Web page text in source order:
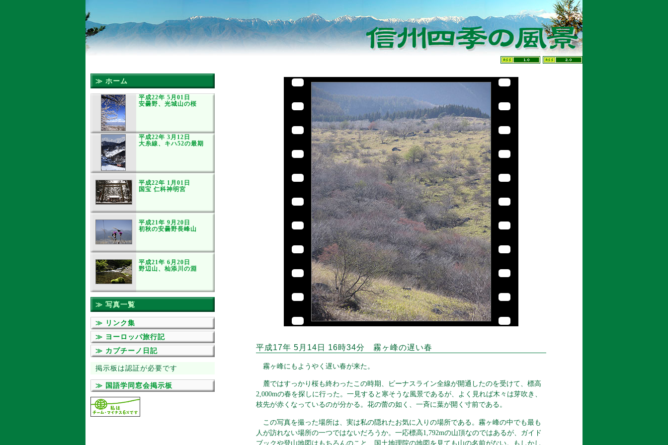
平成17年 5月14日 16時34分 霧ヶ峰の遅い春
霧ヶ峰にもようやく遅い春が来た。
麓ではすっかり桜も終わったこの時期、ビーナスライン全線が開通したのを受けて、標高
2,000mの春を探しに行った。一見すると寒そうな風景であるが、よく見れば木々は芽吹き、
枝先が赤くなっているのが分かる。花の蕾の如く、一斉に葉が開く寸前である。
この写真を撮った場所は、実は私の隠れたお気に入りの場所である。霧ヶ峰の中でも最も
人が訪れない場所の一つではないだろうか。一応標高1,792mの山頂なのではあるが、ガイド
ブックや登山地図はもちろんのこと、国土地理院の地図を見ても山の名前がない。もしかし
≫ ホーム
平成22年 5月01日
安曇野、光城山の桜
平成22年 3月12日
大糸線、キハ52の最期
平成22年 1月01日
国宝 仁科神明宮
平成21年 9月20日
初秋の安曇野長峰山
平成21年 6月20日
野辺山、杣添川の淵
≫ 写真一覧
≫ リンク集
≫ ヨーロッパ旅行記
≫ カプチーノ日記
掲示板は認証が必要です
≫ 国語学同窓会掲示板